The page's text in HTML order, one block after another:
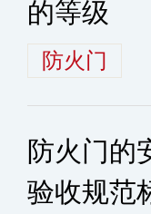
的等级
防火门
防火门的
验收规范